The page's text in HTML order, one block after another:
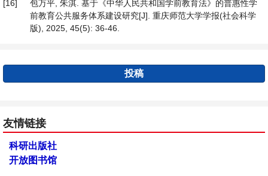
[16]
包万平, 朱淇. 基于《中华人民共和国学前教育法》的普惠性学
前教育公共服务体系建设研究[J]. 重庆师范大学学报(社会科学
版), 2025, 45(5): 36-46.
投稿
友情链接
科研出版社
开放图书馆